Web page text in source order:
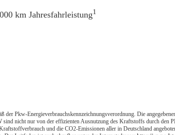
km Jahresfahrleistung1
der Pkw-Energieverbrauchskennzeichnungsverordnung. Die
nicht nur von der effizienten Ausnutzung des Kraftstoffs durch den
und die CO2-Emissionen aller in Deutschland